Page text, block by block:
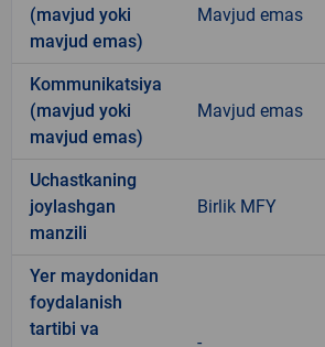
(mavjud yoki
mavjud emas)
Mavjud emas
Kommunikatsiya
(mavjud yoki
mavjud emas)
Mavjud emas
Uchastkaning
joylashgan
manzili
Birlik MFY
Yer maydonidan
foydalanish
tartibi va
-